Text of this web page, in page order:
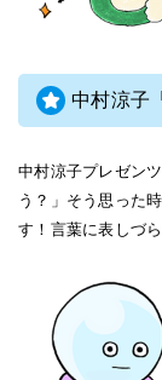
中村涼子
中村涼子プレゼン
う？」そう思った
す！言葉に表しづ